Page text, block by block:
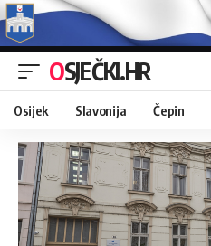
OSJEČKI.HR
Osijek Slavonija Čepin